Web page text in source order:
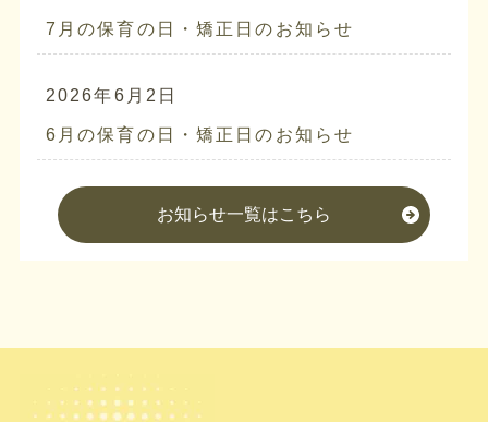
7月の保育の日・矯正日のお知らせ
2026年6月2日
6月の保育の日・矯正日のお知らせ
お知らせ一覧はこちら